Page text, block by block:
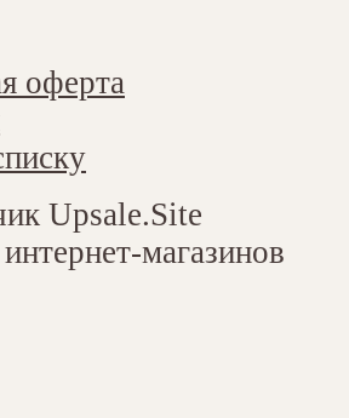
оферта
Upsale.Site
магазинов